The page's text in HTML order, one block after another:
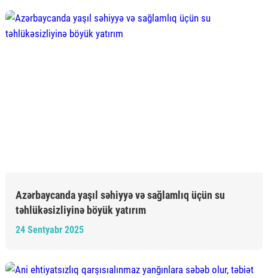
Azərbaycanda yaşıl səhiyyə və sağlamlıq üçün su
təhlükəsizliyinə böyük yatırım
24 Sentyabr 2025